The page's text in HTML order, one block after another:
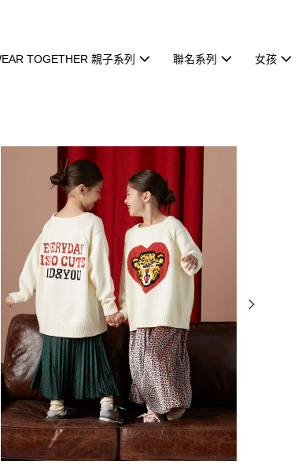
TOGETHER 親子系列 聯名系列 女孩